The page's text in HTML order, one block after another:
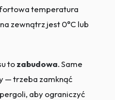
temperatura
zewnątrz jest 0°C lub
tozabudowa. Same
— trzeba zamknąć
aby ograniczyć